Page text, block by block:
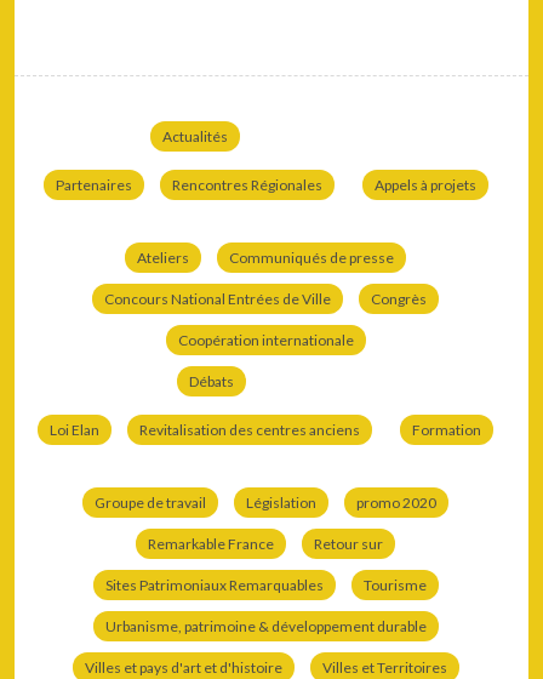
Actualités
Partenaires Rencontres Régionales Appels à projets
Ateliers Communiqués de presse
Concours National Entrées de Ville Congrès
Coopération internationale
Débats
Loi Elan Revitalisation des centres anciens Formation
Groupe de travail Législation promo 2020
Remarkable France Retour sur
Sites Patrimoniaux Remarquables Tourisme
Urbanisme, patrimoine & développement durable
Villes et pays d'art et d'histoire Villes et Territoires